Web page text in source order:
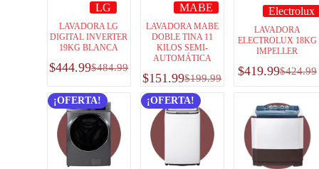
LG
LAVADORA LG
DIGITAL INVERTER
19KG BLANCA
$484.99
$444.99
MABE
LAVADORA MABE
DOBLE TINA 11
KILOS SEMI-
AUTOMÁTICA
$199.99
$151.99
Electrolux
LAVADORA
ELECTROLUX 18KG
IMPELLER
$424.99
$419.99
¡OFERTA! ¡OFERTA!